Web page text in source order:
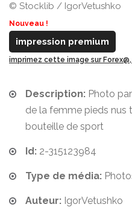
© Stocklib / IgorVetushko
Nouveau !
impression premium
imprimez cette image sur
Description: Photo
de la femme pieds nus
bouteille de sport
Id: 2-315123984
Type de média:
Auteur: IgorVetushko